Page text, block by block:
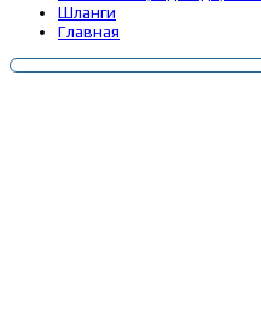
Шланги
Главная